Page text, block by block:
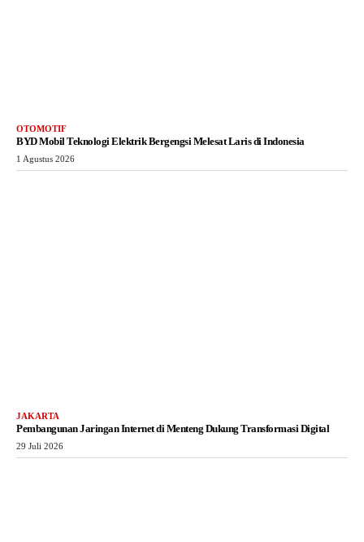
OTOMOTIF
BYD Mobil Teknologi Elektrik Bergengsi Melesat Laris di Indonesia
1 Agustus 2026
JAKARTA
Pembangunan Jaringan Internet di Menteng Dukung Transformasi Digital
29 Juli 2026